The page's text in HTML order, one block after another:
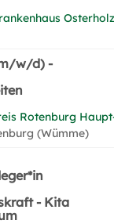
Osterholz
w/d) -
Rotenburg
(Wümme)
- Kita